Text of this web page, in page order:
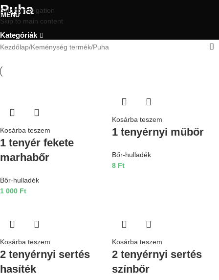
Skip to navigation
Skip to main content
MENU
Puha
Kategóriák
Kezdőlap Keménység termék Puha
Kosárba teszem
1 tenyér fekete
marhabőr
Bőr-hulladék
1 000 Ft
Kosárba teszem
1 tenyérnyi műbőr
Bőr-hulladék
8 Ft
Kosárba teszem
2 tenyérnyi sertés
hasíték
Kosárba teszem
2 tenyérnyi sertés
színbőr